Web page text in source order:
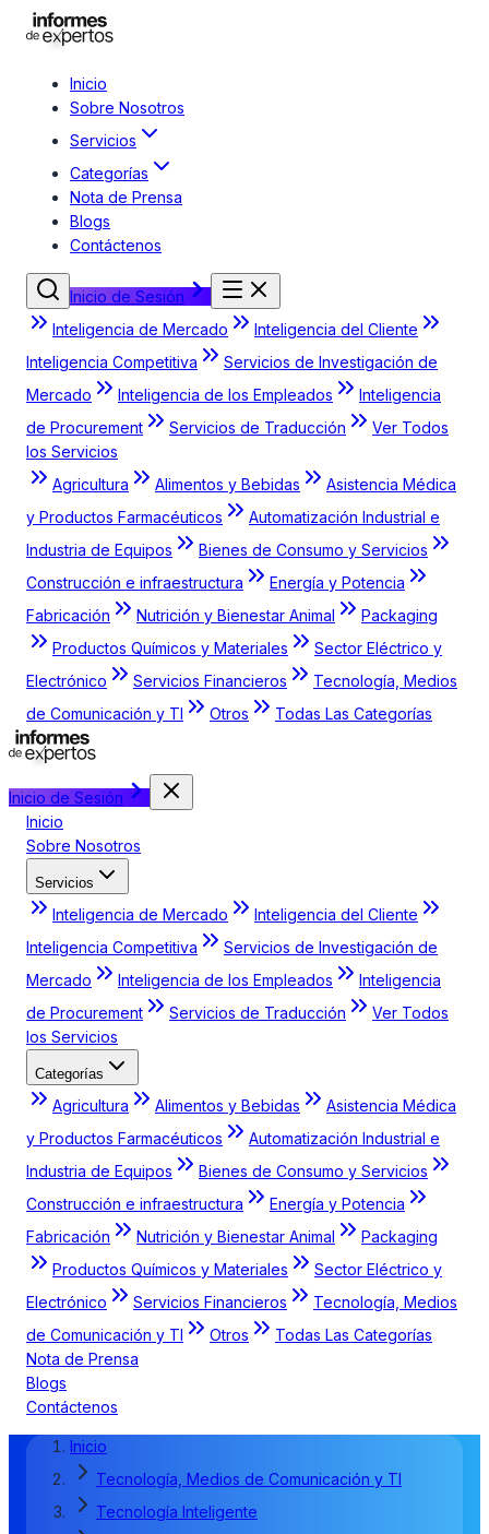
Inicio
Sobre Nosotros
Servicios
Categorías
Nota de Prensa
Blogs
Contáctenos
Inicio de Sesión
Inteligencia de Mercado
Inteligencia del Cliente
Inteligencia Competitiva
Servicios de Investigación de
Mercado
Inteligencia de los Empleados
Inteligencia
de Procurement
Servicios de Traducción
Ver Todos
los Servicios
Agricultura
Alimentos y Bebidas
Asistencia Médica
y Productos Farmacéuticos
Automatización Industrial e
Industria de Equipos
Bienes de Consumo y Servicios
Construcción e infraestructura
Energía y Potencia
Fabricación
Nutrición y Bienestar Animal
Packaging
Productos Químicos y Materiales
Sector Eléctrico y
Electrónico
Servicios Financieros
Tecnología, Medios
de Comunicación y TI
Otros Todas Las Categorías
Inicio de Sesión
Inicio
Sobre Nosotros
Servicios
Inteligencia de Mercado
Inteligencia del Cliente
Inteligencia Competitiva
Servicios de Investigación de
Mercado
Inteligencia de los Empleados
Inteligencia
de Procurement
Servicios de Traducción
Ver Todos
los Servicios
Categorías
Agricultura Alimentos y Bebidas
Asistencia Médica
y Productos Farmacéuticos
Automatización Industrial e
Industria de Equipos
Bienes de Consumo y Servicios
Construcción e infraestructura
Energía y Potencia
Fabricación
Nutrición y Bienestar Animal
Packaging
Productos Químicos y Materiales
Sector Eléctrico y
Electrónico
Servicios Financieros
Tecnología, Medios
de Comunicación y TI
Otros
Todas Las Categorías
Nota de Prensa
Blogs
Contáctenos
Inicio
Tecnología, Medios de Comunicación y TI
Tecnología Inteligente